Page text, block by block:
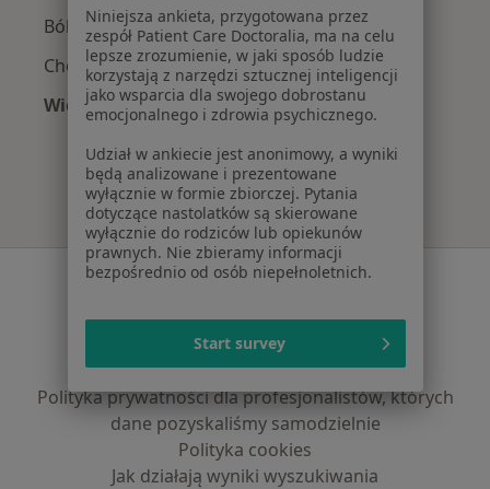
Ból w klatce piersiowej w Nowym Sączu
Choroba wieńcowa w Nowym Sączu
Więcej (15)
Więcej w kategorii: Najczęście leczone
Serwis
Regulamin
Polityka prywatności pacjentów
Polityka prywatności profesjonalistów
Polityka prywatności dla profesjonalistów, których
dane pozyskaliśmy samodzielnie
Polityka cookies
Jak działają wyniki wyszukiwania
Niniejsza ankieta, przygotowana przez
zespół Patient Care Doctoralia, ma na celu
lepsze zrozumienie, w jaki sposób ludzie
korzystają z narzędzi sztucznej inteligencji
jako wsparcia dla swojego dobrostanu
emocjonalnego i zdrowia psychicznego.
Udział w ankiecie jest anonimowy, a wyniki
będą analizowane i prezentowane
wyłącznie w formie zbiorczej. Pytania
dotyczące nastolatków są skierowane
wyłącznie do rodziców lub opiekunów
prawnych. Nie zbieramy informacji
bezpośrednio od osób niepełnoletnich.
Start survey